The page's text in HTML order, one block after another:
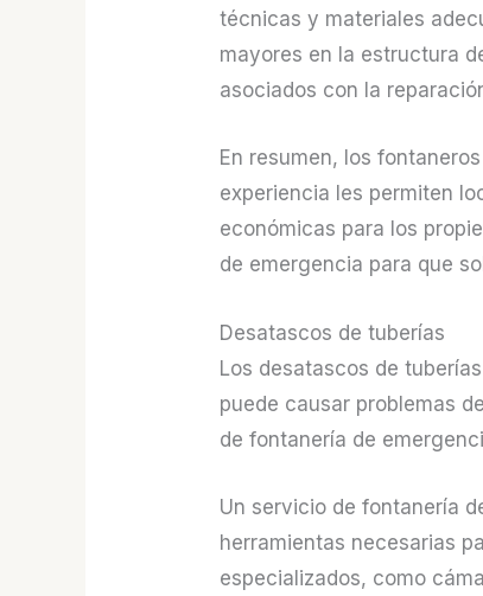
técnicas y materiales
mayores en la estructura
asociados con la
En resumen, los
experiencia les permiten
económicas para los
de emergencia para que
Desatascos de tuberías
Los desatascos de
puede causar problemas
de fontanería de
Un servicio de fontanería
herramientas necesarias
especializados, como